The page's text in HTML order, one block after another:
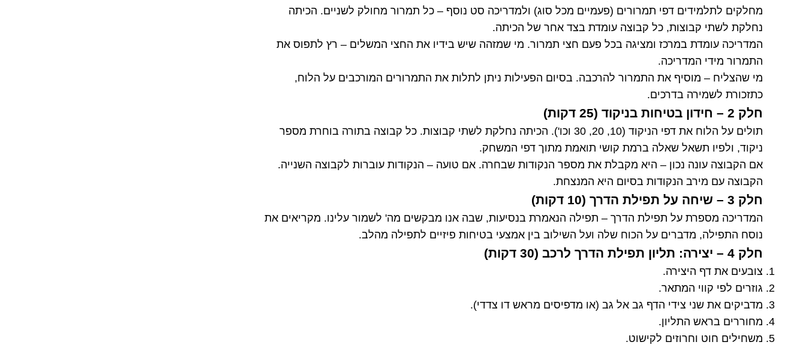
מחלקים לתלמידים דפי תמרורים (פעמיים מכל סוג) ולמדריכה סט נוסף – כל תמרור מחולק לשניים. הכיתה
נחלקת לשתי קבוצות, כל קבוצה עומדת בצד אחר של הכיתה.
המדריכה עומדת במרכז ומציגה בכל פעם חצי תמרור. מי שמזהה שיש בידיו את החצי המשלים – רץ לתפוס את
התמרור מידי המדריכה.
מי שהצליח – מוסיף את התמרור להרכבה. בסיום הפעילות ניתן לתלות את התמרורים המורכבים על הלוח,
כתזכורת לשמירה בדרכים.
חלק 2 – חידון בטיחות בניקוד (25 דקות)
תולים על הלוח את דפי הניקוד (10, 20, 30 וכו'). הכיתה נחלקת לשתי קבוצות. כל קבוצה בתורה בוחרת מספר
ניקוד, ולפיו תשאל שאלה ברמת קושי תואמת מתוך דפי המשחק.
אם הקבוצה עונה נכון – היא מקבלת את מספר הנקודות שבחרה. אם טועה – הנקודות עוברות לקבוצה השנייה.
הקבוצה עם מירב הנקודות בסיום היא המנצחת.
חלק 3 – שיחה על תפילת הדרך (10 דקות)
המדריכה מספרת על תפילת הדרך – תפילה הנאמרת בנסיעות, שבה אנו מבקשים מה' לשמור עלינו. מקריאים את
נוסח התפילה, מדברים על הכוח שלה ועל השילוב בין אמצעי בטיחות פיזיים לתפילה מהלב.
חלק 4 – יצירה: תליון תפילת הדרך לרכב (30 דקות)
צובעים את דף היצירה.
גוזרים לפי קווי המתאר.
מדביקים את שני צידי הדף גב אל גב (או מדפיסים מראש דו צדדי).
מחוררים בראש התליון.
משחילים חוט וחרוזים לקישוט.